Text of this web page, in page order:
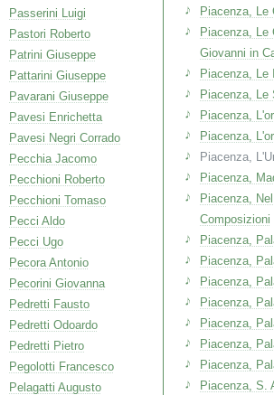
Passerini Luigi
Pastori Roberto
Patrini Giuseppe
Pattarini Giuseppe
Pavarani Giuseppe
Pavesi Enrichetta
Pavesi Negri Corrado
Pecchia Jacomo
Pecchioni Roberto
Pecchioni Tomaso
Pecci Aldo
Pecci Ugo
Pecora Antonio
Pecorini Giovanna
Pedretti Fausto
Pedretti Odoardo
Pedretti Pietro
Pegolotti Francesco
Pelagatti Augusto
Piacenza, Le
Piacenza, Le
Giovanni in
Piacenza,
Piacenza, Le
Piacenza,
Piacenza,
Piacenza,
Piacenza,
Piacenza,
Composizioni
Piacenza,
Piacenza,
Piacenza,
Piacenza,
Piacenza,
Piacenza,
Piacenza,
Piacenza, S.